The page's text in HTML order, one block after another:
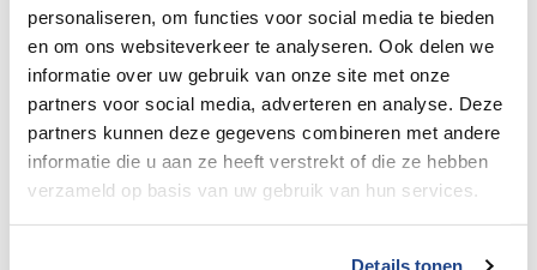
personaliseren, om functies voor social media te bieden
en om ons websiteverkeer te analyseren. Ook delen we
informatie over uw gebruik van onze site met onze
partners voor social media, adverteren en analyse. Deze
partners kunnen deze gegevens combineren met andere
informatie die u aan ze heeft verstrekt of die ze hebben
verzameld op basis van uw gebruik van hun services.
Details tonen
Chausson/V697 Premium Fiat 140
PK/2JKZ257
Nom*